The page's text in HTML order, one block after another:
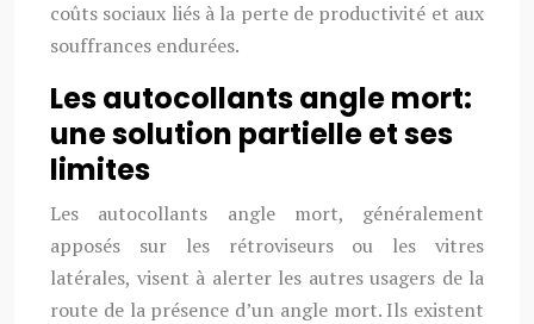
coûts sociaux liés à la perte de productivité et aux
souffrances endurées.
Les autocollants angle mort:
une solution partielle et ses
limites
Les autocollants angle mort, généralement
apposés sur les rétroviseurs ou les vitres
latérales, visent à alerter les autres usagers de la
route de la présence d’un angle mort. Ils existent